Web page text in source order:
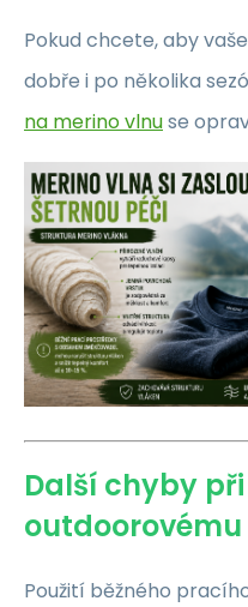
Pokud chcete, aby
dobře i po několika
na merino vlnuse
Další chyby
Použití běžného